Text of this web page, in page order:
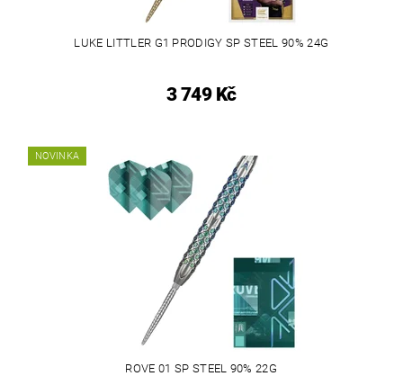
LUKE LITTLER G1 PRODIGY SP STEEL 90% 24G
3 749 Kč
NOVINKA
ROVE 01 SP STEEL 90% 22G